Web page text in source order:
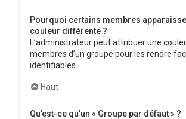
Pourquoi certains membres
couleur différente ?
L’administrateur peut attribuer une
membres d’un groupe pour les rendre
identifiables.
Haut
Qu’est-ce qu’un « Groupe par défaut » ?